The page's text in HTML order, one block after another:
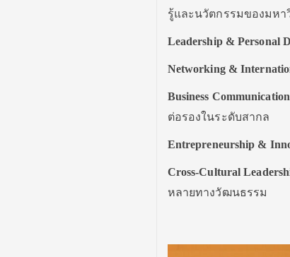
รู้และนวัตกรรมของมห
Leadership & Personal
Networking &
Business
ต่อรองในระดับสากล
Entrepreneurship &
Cross-Cultural
หลายทางวัฒนธรรม